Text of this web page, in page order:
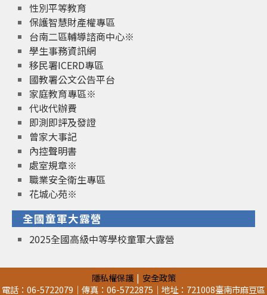
性別平等教育
保護智慧財產權專區
台南二區輔導諮商中心※
學生事務資訊網
移民署ICERD專區
國教署公文公告平台
家庭教育專區※
代收代辦費
即測即評及發證
曾家大事記
內控聲明書
處室規章※
職業安全衛生專區
花城心苑※
全國童軍大露營
2025全國高級中等學校童軍大露營
隱私權保護
安全政策
電話：06-5722079｜傳真：06-5722875｜地址：721008臺南市麻豆區